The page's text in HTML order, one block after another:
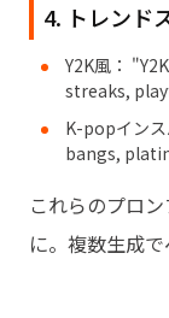
4. トレンド
Y2K風：
streaks,
K-popイン
bangs,
これらのプロ
に。複数生成で